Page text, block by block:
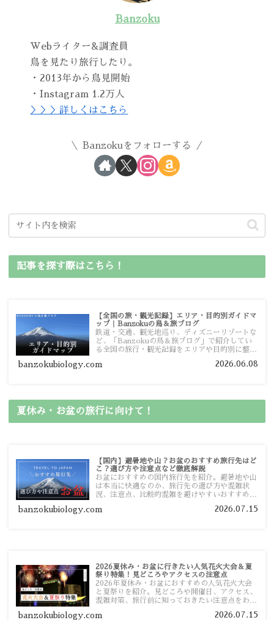
Banzoku
Webライター&調査員
鳥を見たり旅行したり。
・2013年から鳥見開始
・Instagram 1.2万人
＞＞＞詳しくはこちら
Banzokuをフォローする
記事を探す際はこちら！
【全国の旅・観光記録】エリア・目的別ガイドマ
ップ｜Banzokuの鳥＆旅ブログ
鉄道・交通、観光地巡り、ディズニーリゾートな
ど、「Banzokuの鳥＆旅ブログ」で紹介してい
る全国の旅行・観光記録をエリアや目的別に整理
ガイドマップからスムーズに見つけていただけま
banzokubiology.com 2026.06.08
夏休み・お盆の旅行に向けて！
【国内】避暑地や山？お盆のおすすめ旅行先はど
こ？選び方や注意点など徹底解説
お盆におすすめの国内旅行先を紹介。避暑地や山
は本当に快適なのか、旅行先の選び方や混雑状
況、注意点、比較的混雑を避けやすいおすすめス
す。
banzokubiology.com 2026.07.15
2026夏休み・お盆に行きたい人気花火大会＆夏
祭り特集！見どころやアクセスの注意点
2026年夏休み・お盆におすすめの人気花火大会
と夏祭りを紹介。見どころや開催日、アクセス、
混雑対策、旅行前に知っておきたい注意点をわか
banzokubiology.com 2026.07.15